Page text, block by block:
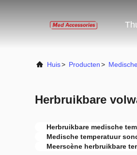
Huis> Producten>
Herbruikbare
Herbruikbare medische
Medische temperatuur
Meerscène herbruikbare